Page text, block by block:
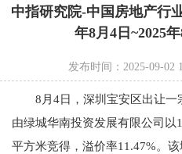
中指研究院-中国房地产行
年8月4日~2025
发布时间：2025-09-02
8月4日，深圳宝安区出让一
由绿城华南投资发展有限公司以
平方米竞得，溢价率11.47%。